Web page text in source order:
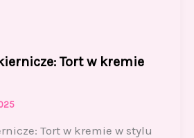
Tort w kremie
Tort w kremie w stylu